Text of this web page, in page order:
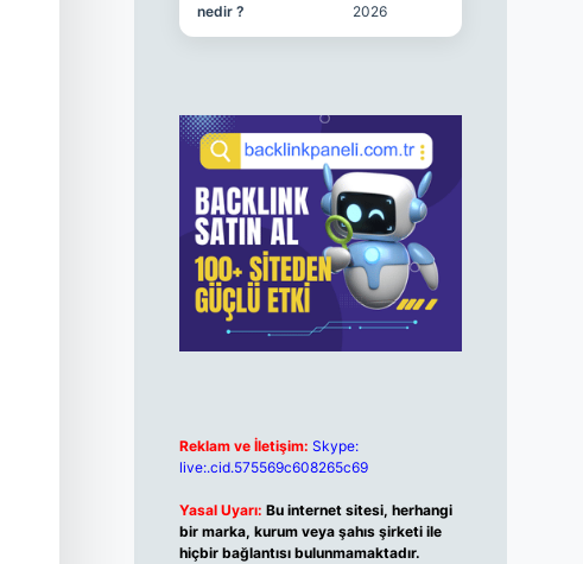
nedir ?
2026
Reklam ve İletişim: Skype:
live:.cid.575569c608265c69
Yasal Uyarı: Bu internet sitesi, herhangi
bir marka, kurum veya şahıs şirketi ile
hiçbir bağlantısı bulunmamaktadır.